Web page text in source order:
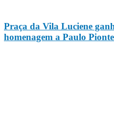
Praça da Vila Luciene
homenagem a Paulo